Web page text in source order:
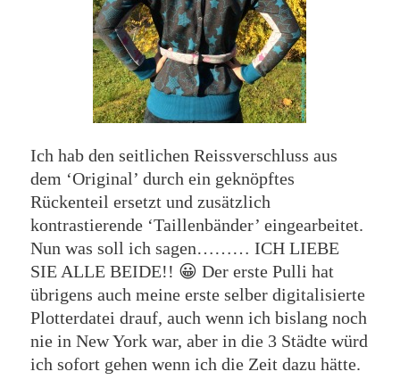
Ich hab den seitlichen Reissverschluss aus
dem ‘Original’ durch ein geknöpftes
Rückenteil ersetzt und zusätzlich
kontrastierende ‘Taillenbänder’ eingearbeitet.
Nun was soll ich sagen……… ICH LIEBE
SIE ALLE BEIDE!! 😀 Der erste Pulli hat
übrigens auch meine erste selber digitalisierte
Plotterdatei drauf, auch wenn ich bislang noch
nie in New York war, aber in die 3 Städte würd
ich sofort gehen wenn ich die Zeit dazu hätte.